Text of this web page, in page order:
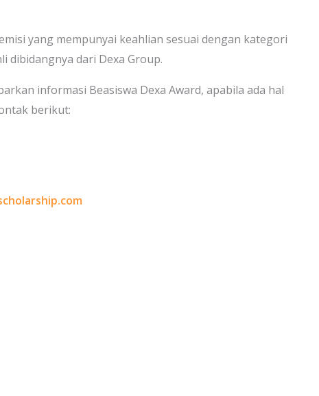
yang mempunyai keahlian sesuai dengan kategori
dibidangnya dari Dexa Group.
informasi Beasiswa Dexa Award, apabila ada hal
berikut: